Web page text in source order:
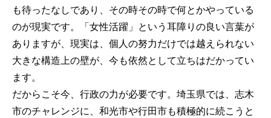
も待ったなしであり、その時その時で何とかやっている
のが現実です。「女性活躍」という耳障りの良い言葉が
ありますが、現実は、個人の努力だけでは越えられない
大きな構造上の壁が、今も依然として立ちはだかってい
ます。
だからこそ今、行政の力が必要です。埼玉県では、志木
市のチャレンジに、和光市や行田市も積極的に続こうと